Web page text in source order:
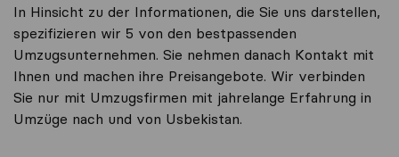
In Hinsicht zu der Informationen, die Sie uns darstellen,
spezifizieren wir 5 von den bestpassenden
Umzugsunternehmen. Sie nehmen danach Kontakt mit
Ihnen und machen ihre Preisangebote. Wir verbinden
Sie nur mit Umzugsfirmen mit jahrelange Erfahrung in
Umzüge nach und von Usbekistan.